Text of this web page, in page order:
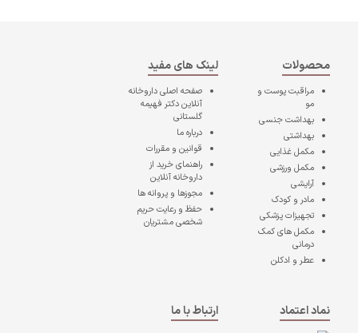
محصولات
مراقبت پوست و
مو
بهداشت جنسی
بهداشتی
مکمل غذایی
مکمل ورزشی
آرایشی
مادر و کودک
تجهیزات پزشکی
مکمل های کمک
درمانی
عطر و ادکلن
لینک های مفید
صفحه اصلیداروخانه
آنلاین دکتر فهیمه
گلستانی
درباره ما
قوانین و مقررات
راهنمای خرید از
داروخانه آنلاین
مجوزها و پروانه ها
حفظ و رعایت حریم
شخصی مشتریان
نماد اعتماد
ارتباط با ما